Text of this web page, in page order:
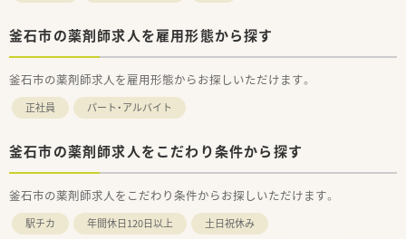
釜石市の薬剤師求人を雇用形態から探す
釜石市の薬剤師求人を雇用形態からお探しいただけます。
正社員 パート・アルバイト
釜石市の薬剤師求人をこだわり条件から探す
釜石市の薬剤師求人をこだわり条件からお探しいただけます。
駅チカ 年間休日120日以上
土日祝休み